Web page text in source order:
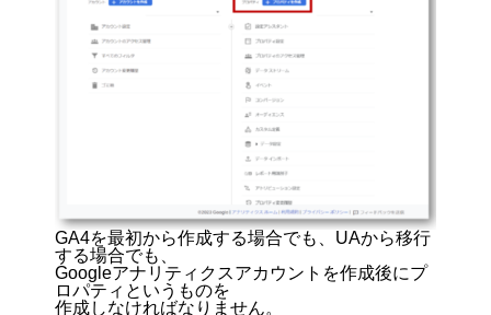
GA4を最初から作成する場合でも、UAから移行
する場合でも、
Googleアナリティクスアカウントを作成後にプ
ロパティというものを
作成しなければなりません。